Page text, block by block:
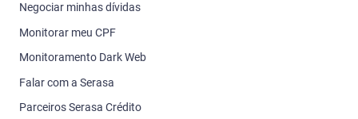
Negociar minhas dívidas
Monitorar meu CPF
Monitoramento Dark Web
Falar com a Serasa
Parceiros Serasa Crédito